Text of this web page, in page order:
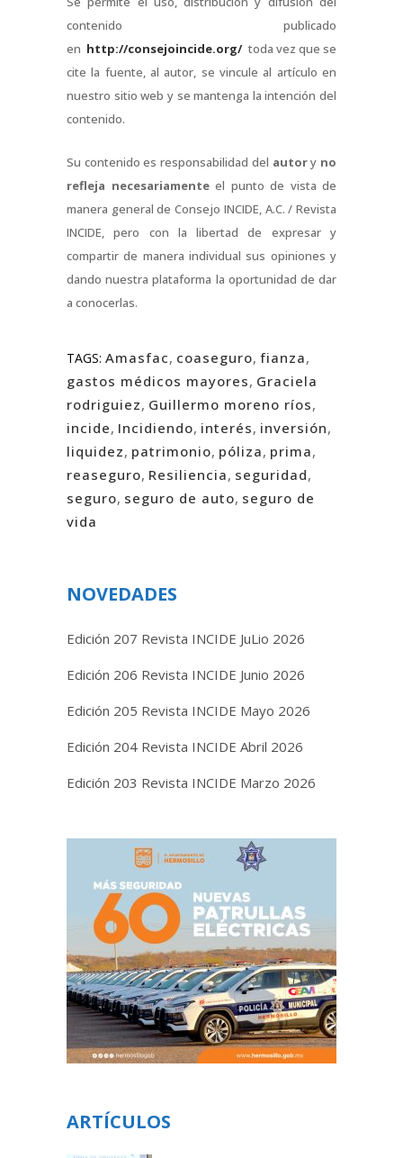
contenido publicado
en http://consejoincide.org/ toda vez que se
cite la fuente, al autor, se vincule al artículo en
nuestro sitio web y se mantenga la intención del
contenido.
Su contenido es responsabilidad del autory no
refleja necesariamenteel punto de vista de
manera general de Consejo INCIDE, A.C. / Revista
INCIDE, pero con la libertad de expresar y
compartir de manera individual sus opiniones y
dando nuestra plataforma la oportunidad de dar
a conocerlas.
TAGS: Amasfac, coaseguro, fianza,
gastos médicos mayores, Graciela
rodriguiez, Guillermo moreno ríos,
incide, Incidiendo, interés, inversión,
liquidez, patrimonio, póliza, prima,
reaseguro, Resiliencia, seguridad,
seguro, seguro de auto, seguro de
vida
NOVEDADES
Edición 207 Revista INCIDE JuLio 2026
Edición 206 Revista INCIDE Junio 2026
Edición 205 Revista INCIDE Mayo 2026
Edición 204 Revista INCIDE Abril 2026
Edición 203 Revista INCIDE Marzo 2026
ARTÍCULOS